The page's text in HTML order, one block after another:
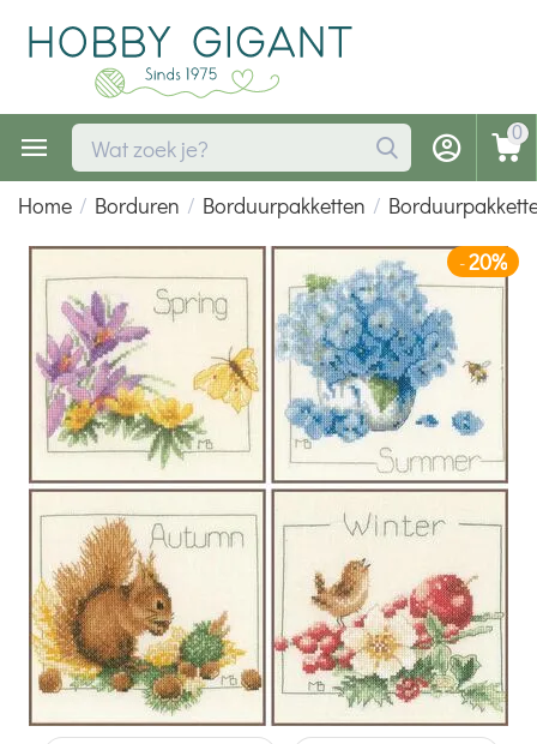
0
Home / Borduren / Borduurpakketten /
-20%